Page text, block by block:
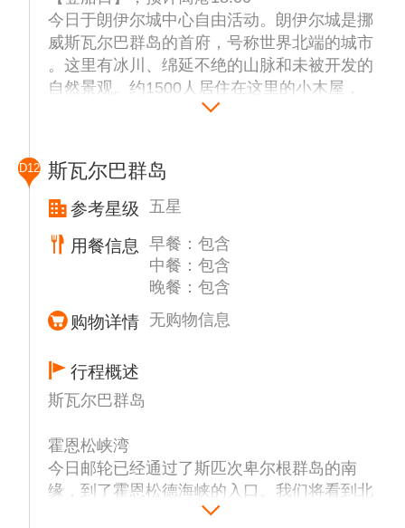
1899年的挪威最大的文化建筑，斜坡形的白
色石头房屋顶，仿佛是矗立在峡湾中的巨大冰
川，造型现代而又抽象。
【维格兰人像雕塑公园】（入内，游览约45分
钟）是世界上最大的雕塑主题公园，公园有
也被称为“雕刻之城”。从呱呱坠地的婴儿到天
真烂漫、情窦初开的少年，到枯索无味的中
年，再到熬度暮年的老人。在这里，你也仿佛
后搭乘航班飞往朗伊尔城，入住酒店。
今日于朗伊尔城中心自由活动。朗伊尔城是挪
威斯瓦尔巴群岛的首府，号称世界北端的城市
。这里有冰川、绵延不绝的山脉和未被开发的
自然景观。约1500人居住在这里的小木屋，
在这个熊比人多的城市里，也许会偶遇北极熊
司精心打造的“星辉号”极地探险游轮。登船
后，伴随着欢迎饮料，将由探险队长做登船简
报，包括船上的日常事务及各项安全程序介
绍；全体游客均必须参加由海事监管所要求的
关于海上生命安全的安全演习；之后船长将船
缓缓驶出朗伊尔城港口，我们的北极冒险开始
了。
备注：朗伊尔城用车仅为酒店至邮轮码头接驳
服务
注：天气情况，冰况，登陆点及巡游地区环境
定确认等综合因素将决定我们最终的行程计划
和时间表，行程中提及的地方能否登陆以及登
陆顺序、时间、时长由船方依情况决定，若部
分甚至全部邮轮行程或项目变更或取消，不视
D12 斯瓦尔巴群岛
参考星级 五星
用餐信息
早餐：包含
中餐：包含
晚餐：包含
购物详情 无购物信息
行程概述
斯瓦尔巴群岛
霍恩松峡湾
今日邮轮已经通过了斯匹次卑尔根群岛的南
缘，到了霍恩松德海峡的入口。我们将看到北
岸Isbjørnhamna周围的建筑，这是一个波兰研